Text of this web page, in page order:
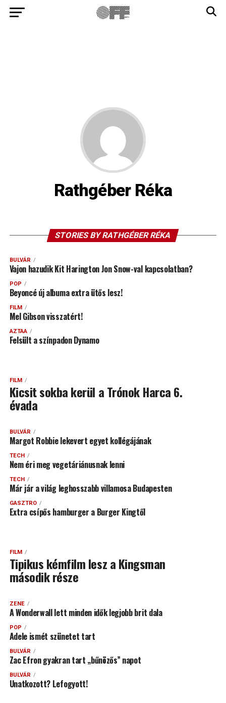
Rathgéber Réka
STORIES BY RATHGÉBER RÉKA
BULVÁR
Vajon hazudik Kit Harington Jon Snow-val kapcsolatban?
POP
Beyoncé új albuma extra ütős lesz!
FILM
Mel Gibson visszatért!
AZTAA
Felsült a színpadon Dynamo
FILM
Kicsit sokba kerül a Trónok Harca 6.
évada
BULVÁR
Margot Robbie lekevert egyet kollégájának
TECH
Nem éri meg vegetáriánusnak lenni
TECH
Már jár a világ leghosszabb villamosa Budapesten
GASZTRO
Extra csípős hamburger a Burger Kingtől
FILM
Tipikus kémfilm lesz a Kingsman
második része
ZENE
A Wonderwall lett minden idők legjobb brit dala
POP
Adele ismét szünetet tart
BULVÁR
Zac Efron gyakran tart „bűnözős” napot
BULVÁR
Unatkozott? Lefogyott!